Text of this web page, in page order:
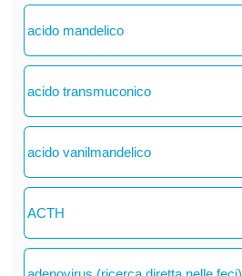
acido mandelico
acido transmuconico
acido vanilmandelico
ACTH